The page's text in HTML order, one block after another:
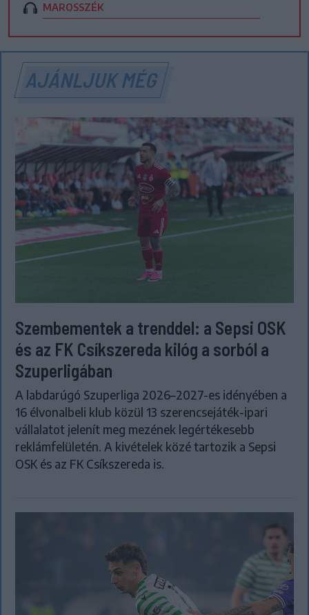
MAROSSZÉK
AJÁNLJUK MÉG
Szembementek a trenddel: a Sepsi OSK
és az FK Csíkszereda kilóg a sorból a
Szuperligában
A labdarúgó Szuperliga 2026–2027-es idényében a
16 élvonalbeli klub közül 13 szerencsejáték-ipari
vállalatot jelenít meg mezének legértékesebb
reklámfelületén. A kivételek közé tartozik a Sepsi
OSK és az FK Csíkszereda is.